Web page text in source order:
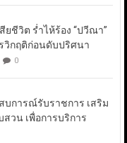
ยชีวิต ร่ำไห้ร้อง “ปวีณา”
วิกฤติก่อนดับปริศนา
0
บการณ์รับราชการ เสริม
วน เพื่อการบริการ